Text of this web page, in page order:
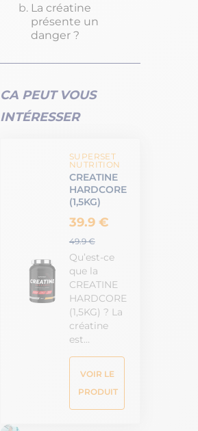
La créatine
présente un
danger ?
CA PEUT VOUS
INTÉRESSER
SUPERSET
NUTRITION
CREATINE
HARDCORE
(1,5KG)
39.9 €
49.9 €
Qu’est-ce
que la
CREATINE
HARDCORE
(1,5KG) ? La
créatine
est…
VOIR LE
PRODUIT